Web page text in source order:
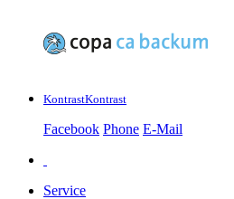
KontrastKontrast
Facebook Phone E-Mail
Service